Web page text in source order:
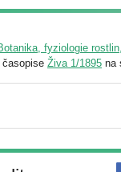
fyziologie
Živa 1/1895 na